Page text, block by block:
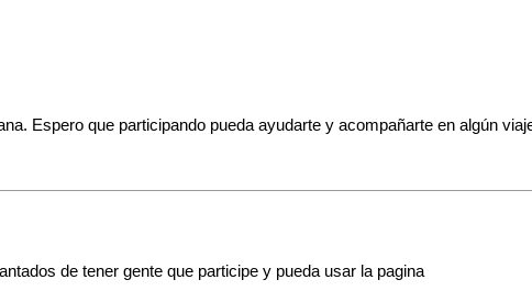
Espero que participando pueda ayudarte y acompañarte en algún
de tener gente que participe y pueda usar la pagina